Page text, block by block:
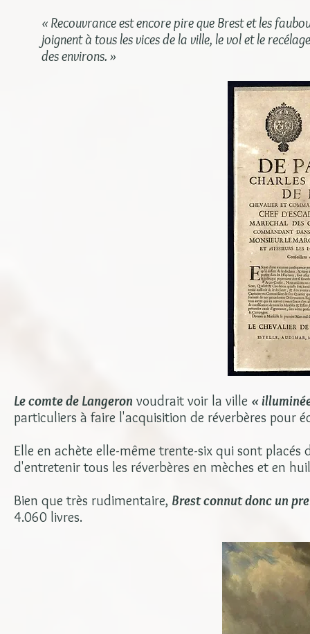
« Recouvrance est encore pire que Brest et les
joignent à tous les vices de la ville, le vol et le
des environs. »
Le comte de Langeron voudrait voir la ville «
particuliers à faire l'acquisition de réverbères pour
Elle en achète elle-même trente-six qui sont placés
d'entretenir tous les réverbères en mèches et en
Bien que très rudimentaire, Brest connut donc un
4.060 livres.